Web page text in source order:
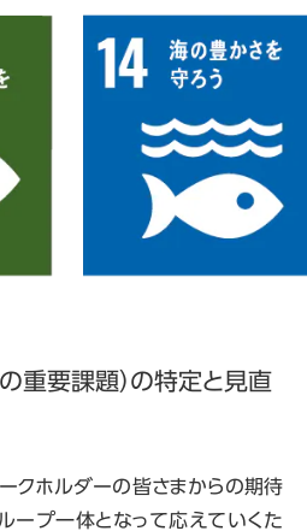
の重要課題）の特定と見直
クホルダーの皆さまからの期待
ープ一体となって応えていくた